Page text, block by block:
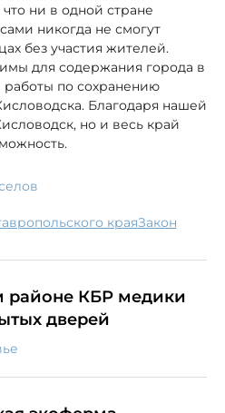
ни в одной стране
никогда не смогут
без участия жителей.
для содержания города в
по сохранению
Благодаря нашей
но и весь край
края Закон
районе КБР медики
дверей